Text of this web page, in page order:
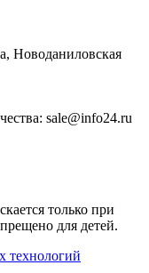
Новоданиловская
sale@info24.ru
только при
для детей.
технологий